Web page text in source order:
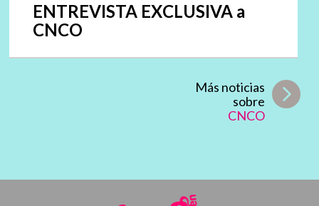
ENTREVISTA EXCLUSIVA a
CNCO
Más noticias
sobre
CNCO